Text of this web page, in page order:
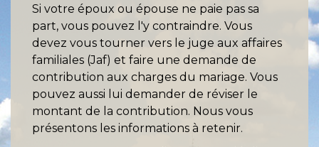
Si votre époux ou épouse ne paie pas sa
part, vous pouvez l'y contraindre. Vous
devez vous tourner vers le juge aux affaires
familiales (Jaf) et faire une demande de
contribution aux charges du mariage. Vous
pouvez aussi lui demander de réviser le
montant de la contribution. Nous vous
présentons les informations à retenir.